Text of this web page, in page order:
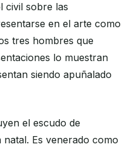
civil sobre las
en el arte como
tres hombres que
lo muestran
siendo apuñalado
el escudo de
Es venerado como